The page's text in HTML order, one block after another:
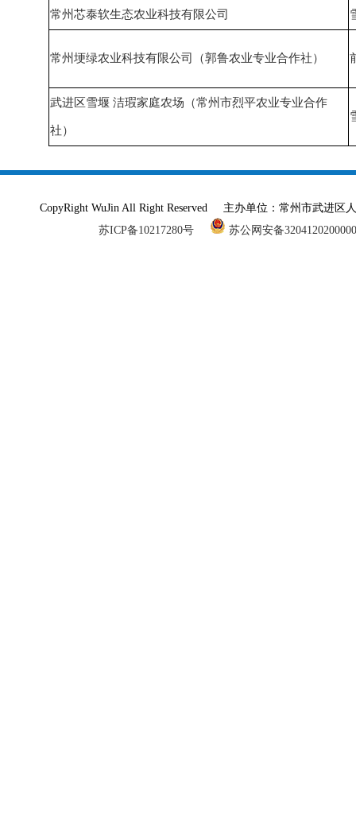
常州芯泰软生态农业科技有限公司
常州埂绿农业科技有限公司（郭鲁农业专业合作社）
武进区雪堰 洁瑕家庭农场（常州市烈平农业专业合作
社）
CopyRight WuJin All Right Reserved 主办单位：常州市武进
苏ICP备10217280号
苏公网安备